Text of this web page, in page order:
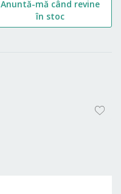
Anuntă-mă când revine
în stoc